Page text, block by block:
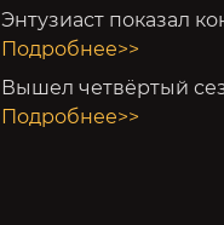
Энтузиаст показал
Подробнее>>
Вышел четвёртый
Подробнее>>